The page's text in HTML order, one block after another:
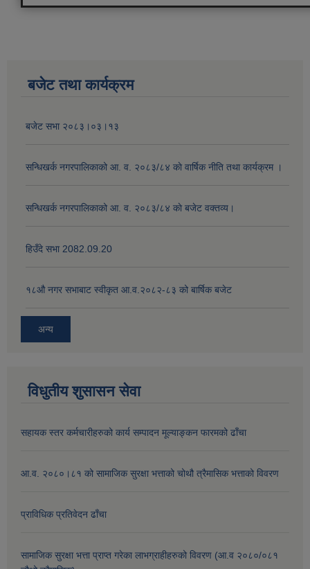
बजेट तथा कार्यक्रम
बजेट सभा २०८३।०३।१३
सन्धिखर्क नगरपालिकाको आ. व. २०८३/८४ काे वार्षिक नीति तथा कार्यक्रम ।
सन्धिखर्क नगरपालिकाको आ. व. २०८३/८४ काे बजेट वक्तव्य।
हिउँदे सभा 2082.09.20
१८‍औ नगर सभाबाट स्वीकृत आ.व.२०८२-८३ को बार्षिक बजेट
अन्य
विधुतीय शुसासन सेवा
सहायक स्तर कर्मचारीहरुको कार्य सम्पादन मूल्याङ्कन फारमको ढाँचा
आ.व. २०८०।८१ को सामाजिक सुरक्षा भत्ताको चोथौ त्रैमासिक भत्ताको विवरण
प्राविधिक प्रतिवेदन ढाँचा
सामाजिक सुरक्षा भत्ता प्राप्त गरेका लाभग्राहीहरुको विवरण (आ.व २०८०/०८१